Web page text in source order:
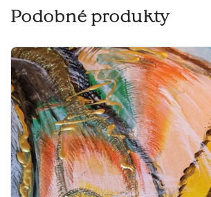
Podobné produkty